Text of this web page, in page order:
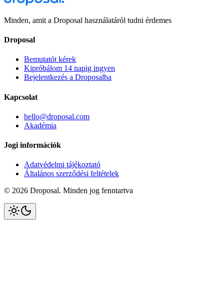
Minden, amit a Droposal használatáról tudni érdemes
Droposal
Bemutatót kérek
Kipróbálom 14 napig ingyen
Bejelentkezés a Droposalba
Kapcsolat
hello@droposal.com
Akadémia
Jogi információk
Adatvédelmi tájékoztató
Általános szerződési feltételek
© 2026 Droposal. Minden jog fenntartva